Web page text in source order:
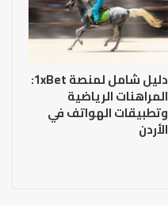
دليل شامل لمنصة 1xBet:
المراهنات الرياضية
وتطبيقات الهواتف في
الأردن